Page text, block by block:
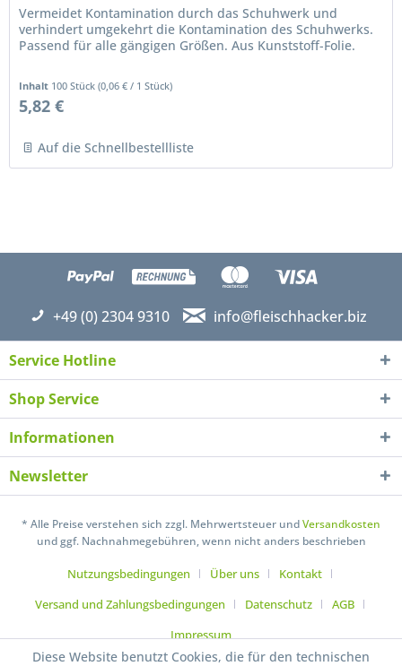
Vermeidet Kontamination durch das Schuhwerk und
verhindert umgekehrt die Kontamination des Schuhwerks.
Passend für alle gängigen Größen. Aus Kunststoff-Folie.
Inhalt 100 Stück(0,06 € / 1 Stück)
5,82 €
Auf die Schnellbestellliste
+49 (0) 2304 9310 info@fleischhacker.biz
Service Hotline
Shop Service
Informationen
Newsletter
* Alle Preise verstehen sich zzgl. Mehrwertsteuer undVersandkosten
und ggf. Nachnahmegebühren, wenn nicht anders beschrieben
Nutzungsbedingungen Über uns
Kontakt
Versand und Zahlungsbedingungen
Datenschutz
AGB
Impressum
Diese Website benutzt Cookies, die für den technischen